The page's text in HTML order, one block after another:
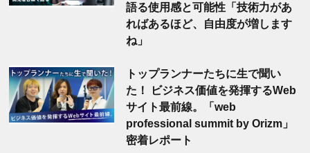
語る使用感と可能性「技術力があ
ればあるほど、自由度が増します
ね」
トップランナーたちに生で聞い
た！ ビジネス価値を発揮するWeb
サイト最前線。「web
professional summit by Orizm」
密着レポート